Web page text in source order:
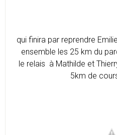
qui finira par reprendre
ensemble les 25 km du
le relais à Mathilde et
5km de